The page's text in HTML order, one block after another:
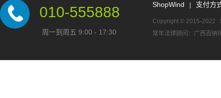
010-555888
周一到周五 9:00 - 17:30
ShopWind 支付方
Copyright © 2015-2022
常年法律顾问：广西百纳